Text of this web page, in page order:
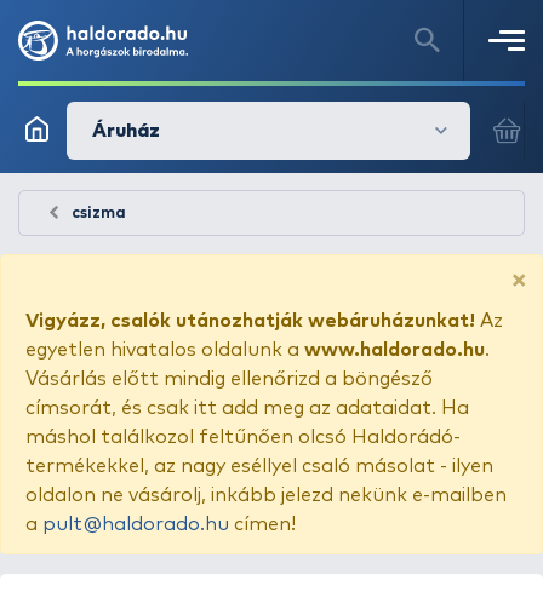
Áruház
csizma
×
Vigyázz, csalók utánozhatják webáruházunkat! Az
egyetlen hivatalos oldalunk a www.haldorado.hu.
Vásárlás előtt mindig ellenőrizd a böngésző
címsorát, és csak itt add meg az adataidat. Ha
máshol találkozol feltűnően olcsó Haldorádó-
termékekkel, az nagy eséllyel csaló másolat - ilyen
oldalon ne vásárolj, inkább jelezd nekünk e-mailben
a pult@haldorado.hu címen!